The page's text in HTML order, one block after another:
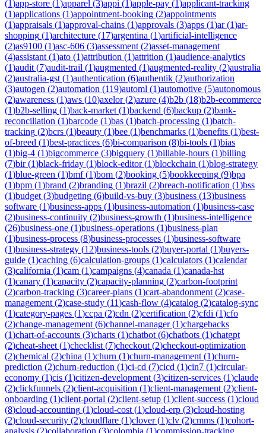
(1)app-store (1)apparel (3)appi (1)apple-pay (1)applicant-tracking
(1)applications (1)appointment-booking (2)appointments
(1)appraisals (1)approval-chains (1)approvals (3)apps (1)ar(1)ar-
shopping (1)architecture (17)argentina (1)artificial-intelligence
(2)as9100 (1)asc-606 (3)assessment (2)asset-management
(4)assistant (1)ato (1)attribution (1)attrition (1)audience-analytics
(1)audit (7)audit-trail (1)augmented (1)augmented-reality (2)australia
(2)australia-gst (1)authentication (6)authentik (2)authorization
(3)autogen (2)automation (119)automl (1)automotive (5)autonomous
(2)awareness (1)aws (10)axelor(2)azure (4)b2b (18)b2b-ecommerce
(1)b2b-selling (1)back-market (1)backend (6)backup (2)bank-
reconciliation (1)barcode (1)bas (1)batch-processing (1)batch-
tracking (2)bcrs (1)beauty (1)bee (1)benchmarks (1)benefits (1)best-
of-breed (1)best-practices (6)bi-comparison (8)bi-tools (1)bias
(1)big-4 (1)bigcommerce (3)bigquery (1)billable-hours (1)billing
(7)bir(1)black-friday (1)block-editor(1)blockchain (1)blog-strategy
(1)blue-green (1)bmf(1)bom (2)booking (5)bookkeeping (9)bpa
(1)bpm (1)brand (2)branding (1)brazil (2)breach-notification (1)bss
(1)budget (3)budgeting (6)build-vs-buy (3)business (13)business
software (1)business-apps (1)business-automation (1)business-case
(2)business-continuity (2)business-growth (1)business-intelligence
(26)business-one (1)business-operations (1)business-plan
(1)business-process (8)business-processes (1)business-software
(1)business-strategy (12)business-tools (2)buyer-portal (1)buyers-
guide (1)caching (6)calculation-groups (1)calculators (1)calendar
(3)california (1)cam (1)campaigns (4)canada (1)canada-hst
(1)canary (1)capacity (2)capacity-planning (2)carbon-footprint
(2)carbon-tracking (3)career-plans (1)cart-abandonment (2)case-
management (2)case-study (11)cash-flow (4)catalog (2)catalog-sync
(1)category-pages (1)ccpa (2)cdn (2)certification (2)cfdi (1)cfo
(2)change-management (6)channel-manager(1)chargebacks
(1)chart-of-accounts (3)charts (1)chatbot (6)chatbots (1)chatgpt
(2)cheat-sheet (1)checklist (7)checkout (2)checkout-optimization
(2)chemical (2)china (1)churn (1)churn-management (1)churn-
prediction (2)churn-reduction (1)ci-cd (7)cicd (1)cin7 (1)circular-
economy (1)cis (1)citizen-development (3)citizen-services (1)claude
(2)clickfunnels (2)client-acquisition (1)client-management (2)client-
onboarding (1)client-portal (2)client-setup (1)client-success (1)cloud
(8)cloud-accounting (1)cloud-cost (1)cloud-erp (3)cloud-hosting
(2)cloud-security (2)cloudflare (1)clover(1)clv (2)cmms (1)cohort-
analysis (2)collaboration (3)colombia (1)commission-tracking